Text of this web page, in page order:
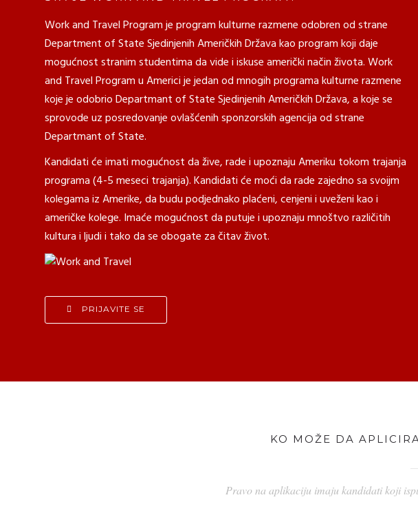
Work and Travel Program je program kulturne razmene odobren od strane
Department of State Sjedinjenih Američkih Država kao program koji daje
mogućnost stranim studentima da vide i iskuse američki način života. Work
and Travel Program u Americi je jedan od mnogih programa kulturne razmene
koje je odobrio Departmant of State Sjedinjenih Američkih Država, a koje se
sprovode uz posredovanje ovlašćenih sponzorskih agencija od strane
Departmant of State.
Kandidati će imati mogućnost da žive, rade i upoznaju Ameriku tokom trajanja
programa (4-5 meseci trajanja). Kandidati će moći da rade zajedno sa svoijm
kolegama iz Amerike, da budu podjednako plaćeni, cenjeni i uveženi kao i
američke kolege. Imaće mogućnost da putuje i upoznaju mnoštvo različitih
kultura i ljudi i tako da se obogate za čitav život.
PRIJAVITE SE
KO MOŽE DA
Pravo na aplikaciju imaju kandidati koji